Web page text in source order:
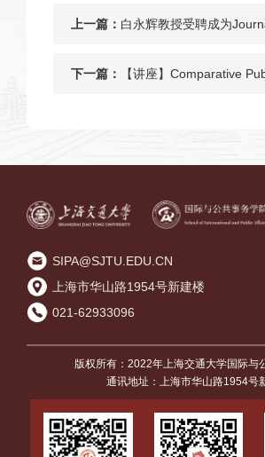
上一篇： 白永辉教授受聘成为
International Business
下一篇： 【讲座】Comparative
SIPA@SJTU.EDU.CN
上海市华山路1954号新建楼
021-62933096
版权所有：2022年上海交通大学国际与
通讯地址：上海市华山路1954号